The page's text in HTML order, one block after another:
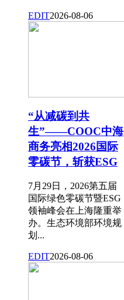
EDIT2026-08-06
“从减碳到共
生”——COOC中海
商务亮相2026国际
零碳节，斩获ESG
7月29日，2026第五届
国际绿色零碳节暨ESG
领袖峰会在上海隆重举
办。生态环境部环境规
划...
EDIT2026-08-06